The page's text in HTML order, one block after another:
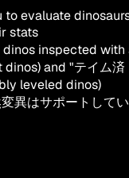
evaluate
stats
inspected with
and "テイム済
leveled dinos)
異はサポートしてい